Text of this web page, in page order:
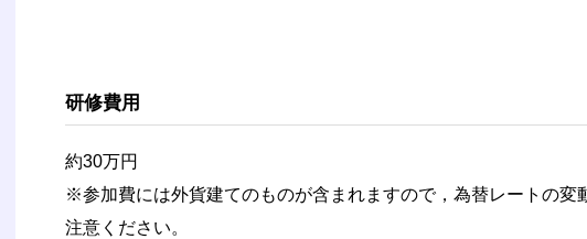
研修費用
約30万円
※参加費には外貨建てのものが含まれますので，為替レートの
注意ください。